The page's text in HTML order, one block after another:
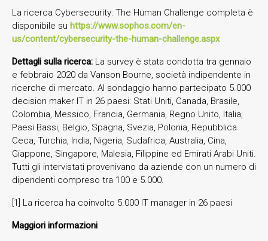
La ricerca Cybersecurity: The Human Challenge completa è
disponibile su https://www.sophos.com/en-
us/content/cybersecurity-the-human-challenge.aspx
Dettagli sulla ricerca: La survey è stata condotta tra gennaio
e febbraio 2020 da Vanson Bourne, società indipendente in
ricerche di mercato. Al sondaggio hanno partecipato 5.000
decision maker IT in 26 paesi: Stati Uniti, Canada, Brasile,
Colombia, Messico, Francia, Germania, Regno Unito, Italia,
Paesi Bassi, Belgio, Spagna, Svezia, Polonia, Repubblica
Ceca, Turchia, India, Nigeria, Sudafrica, Australia, Cina,
Giappone, Singapore, Malesia, Filippine ed Emirati Arabi Uniti.
Tutti gli intervistati provenivano da aziende con un numero di
dipendenti compreso tra 100 e 5.000.
[1] La ricerca ha coinvolto 5.000 IT manager in 26 paesi
Maggiori informazioni